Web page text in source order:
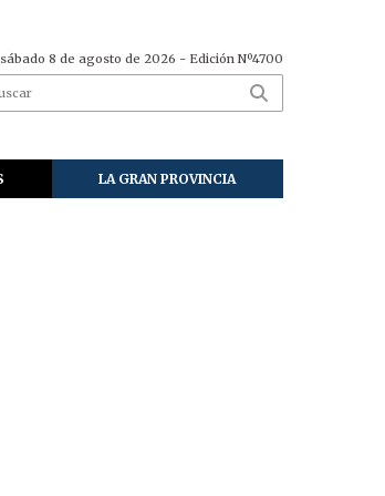
sábado 8 de agosto de 2026 - Edición Nº4700
LA GRAN PROVINCIA